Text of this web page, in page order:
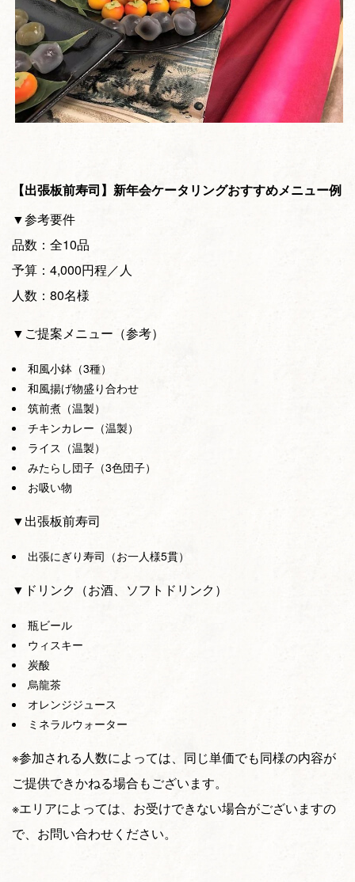
【出張板前寿司】新年会ケータリングおすすめメニュー例
▼参考要件
品数：全10品
予算：4,000円程／人
人数：80名様
▼ご提案メニュー（参考）
和風小鉢（3種）
和風揚げ物盛り合わせ
筑前煮（温製）
チキンカレー（温製）
ライス（温製）
みたらし団子（3色団子）
お吸い物
▼出張板前寿司
出張にぎり寿司（お一人様5貫）
▼ドリンク（お酒、ソフトドリンク）
瓶ビール
ウィスキー
炭酸
烏龍茶
オレンジジュース
ミネラルウォーター
※参加される人数によっては、同じ単価でも同様の内容が
ご提供できかねる場合もございます。
※エリアによっては、お受けできない場合がございますの
で、お問い合わせください。